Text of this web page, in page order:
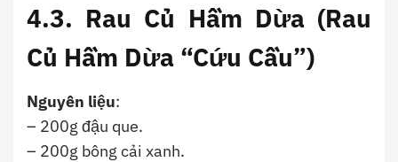
4.3. Rau Củ Hầm Dừa (Rau
Củ Hầm Dừa “Cứu Cầu”)
Nguyên liệu:
– 200g đậu que.
– 200g bông cải xanh.